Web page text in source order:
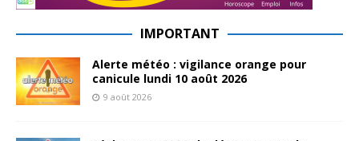
IMPORTANT
Alerte météo : vigilance orange pour
canicule lundi 10 août 2026
9 août 2026